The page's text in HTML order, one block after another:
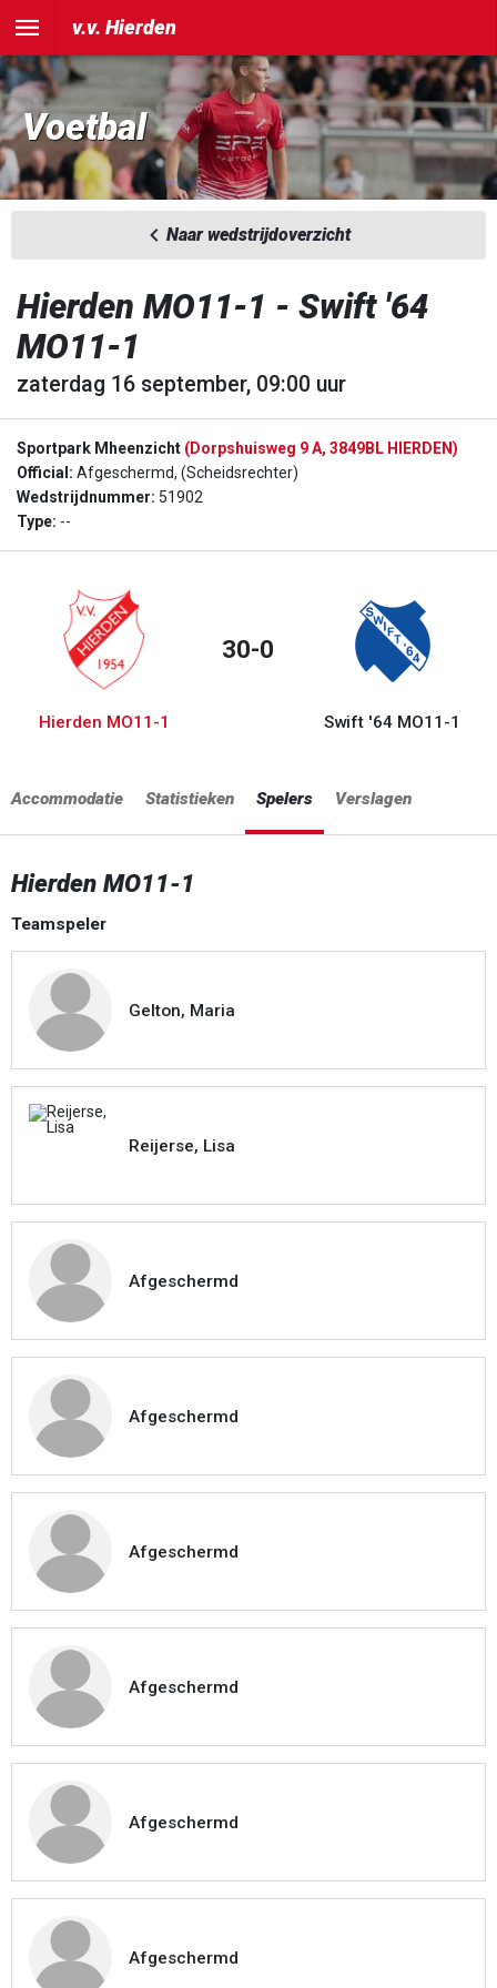
v.v. Hierden
Voetbal
Naar wedstrijdoverzicht
Hierden MO11-1 - Swift '64
MO11-1
zaterdag 16 september, 09:00 uur
Sportpark Mheenzicht (Dorpshuisweg 9 A, 3849BL HIERDEN)
Official: Afgeschermd, (Scheidsrechter)
Wedstrijdnummer: 51902
Type: --
Hierden MO11-1
30-0
Swift '64 MO11-1
Accommodatie Statistieken Spelers Verslagen
Hierden MO11-1
Teamspeler
Gelton, Maria
Reijerse, Lisa
Afgeschermd
Afgeschermd
Afgeschermd
Afgeschermd
Afgeschermd
Afgeschermd